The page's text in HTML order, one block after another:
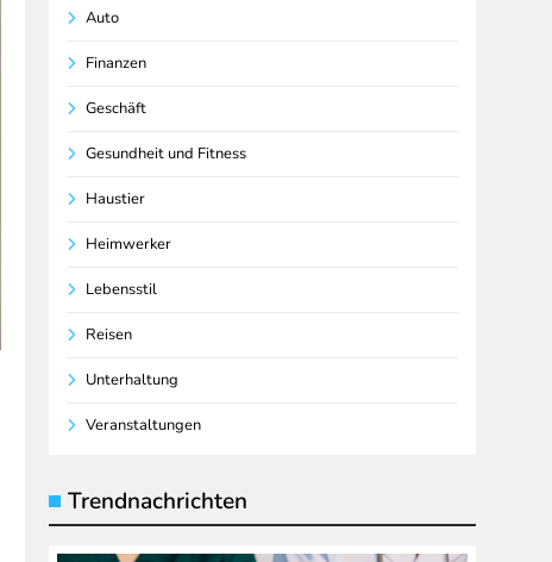
Auto
Finanzen
Geschäft
Gesundheit und Fitness
Haustier
Heimwerker
Lebensstil
Reisen
Unterhaltung
Veranstaltungen
Trendnachrichten